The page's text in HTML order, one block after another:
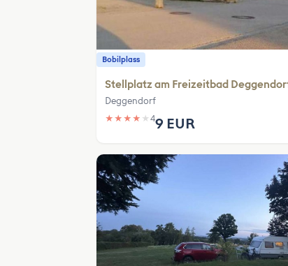
Bobilplass
Stellplatz am Freizeitbad
Deggendorf
★ ★ ★ ★ ★ 49 EUR